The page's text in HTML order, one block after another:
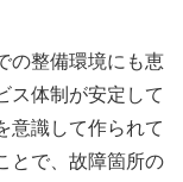
の整備環境にも恵
ス体制が安定して
意識して作られて
とで、故障箇所の